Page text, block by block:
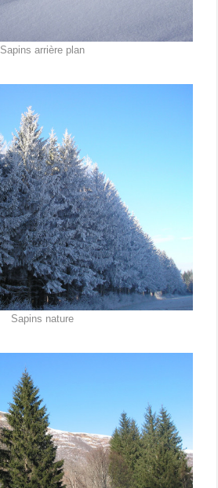
Sapins arrière plan
Sapins nature